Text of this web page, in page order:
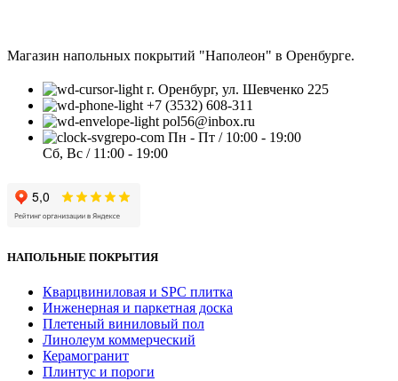
Магазин напольных покрытий "Наполеон" в Оренбурге.
г. Оренбург, ул. Шевченко 225
+7 (3532) 608-311
pol56@inbox.ru
Пн - Пт / 10:00 - 19:00
Сб, Вс / 11:00 - 19:00
НАПОЛЬНЫЕ ПОКРЫТИЯ
Кварцвиниловая и SPC плитка
Инженерная и паркетная доска
Плетеный виниловый пол
Линолеум коммерческий
Керамогранит
Плинтус и пороги